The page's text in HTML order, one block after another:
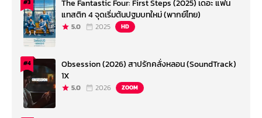
#3
The Fantastic Four: First Steps (2025) เดอะ แฟน
แทสติก 4 จุดเริ่มต้นปฐมบทใหม่ (พากย์ไทย)
5.0 2025 HD
#4
Obsession (2026) สาปรักคลั่งหลอน (SoundTrack)
1X
5.0 2026 ZOOM